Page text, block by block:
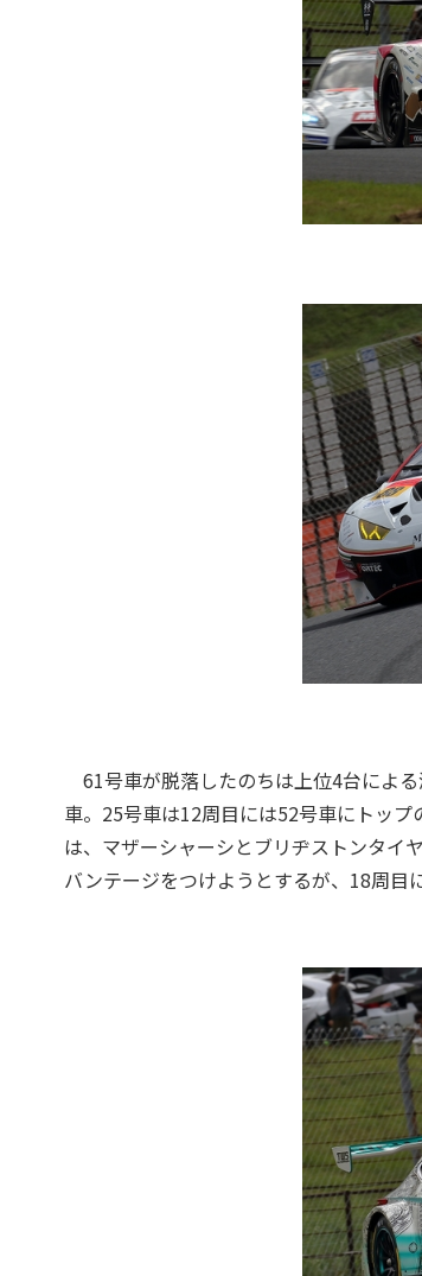
61号車が脱落したのちは上位4台によ
車。25号車は12周目には52号車にトッ
は、マザーシャーシとブリヂストンタイ
バンテージをつけようとするが、18周目